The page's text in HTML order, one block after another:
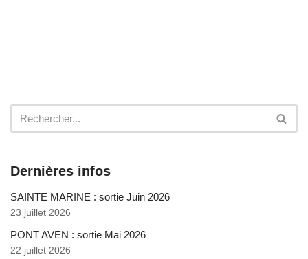
Dernières infos
SAINTE MARINE : sortie Juin 2026
23 juillet 2026
PONT AVEN : sortie Mai 2026
22 juillet 2026